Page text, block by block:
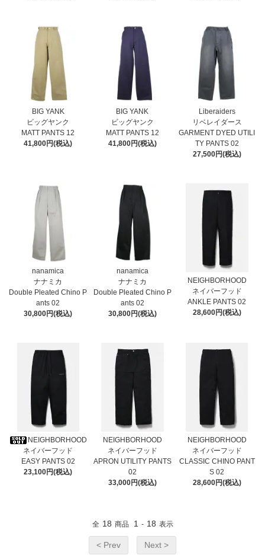
BIG YANK
ビッグヤンク
MATT PANTS 12
41,800円(税込)
BIG YANK
ビッグヤンク
MATT PANTS 12
41,800円(税込)
Liberaiders
リベレイダース
GARMENT DYED UTILI
TY PANTS 02
27,500円(税込)
nanamica
ナナミカ
Double Pleated Chino P
ants 02
30,800円(税込)
nanamica
ナナミカ
Double Pleated Chino P
ants 02
30,800円(税込)
NEIGHBORHOOD
ネイバーフッド
ANKLE PANTS 02
28,600円(税込)
NEIGHBORHOOD
ネイバーフッド
EASY PANTS 02
23,100円(税込)
NEIGHBORHOOD
ネイバーフッド
APRON UTILITY PANTS
02
33,000円(税込)
NEIGHBORHOOD
ネイバーフッド
CLASSIC CHINO PANT
S 02
28,600円(税込)
全 18 商品 1 - 18 表示
< Prev Next >